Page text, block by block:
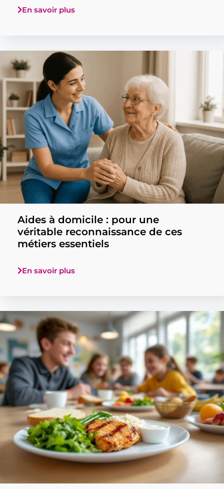
En savoir plus
Aides à domicile : pour une
véritable reconnaissance de ces
métiers essentiels
En savoir plus